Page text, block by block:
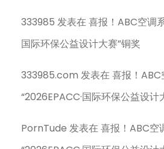
333985 发表在喜报！ABC空调
国际环保公益设计大赛”铜奖
333985.com 发表在喜报！
“2026EPACC·国际环保公益设计
PornTude 发表在喜报！ABC空